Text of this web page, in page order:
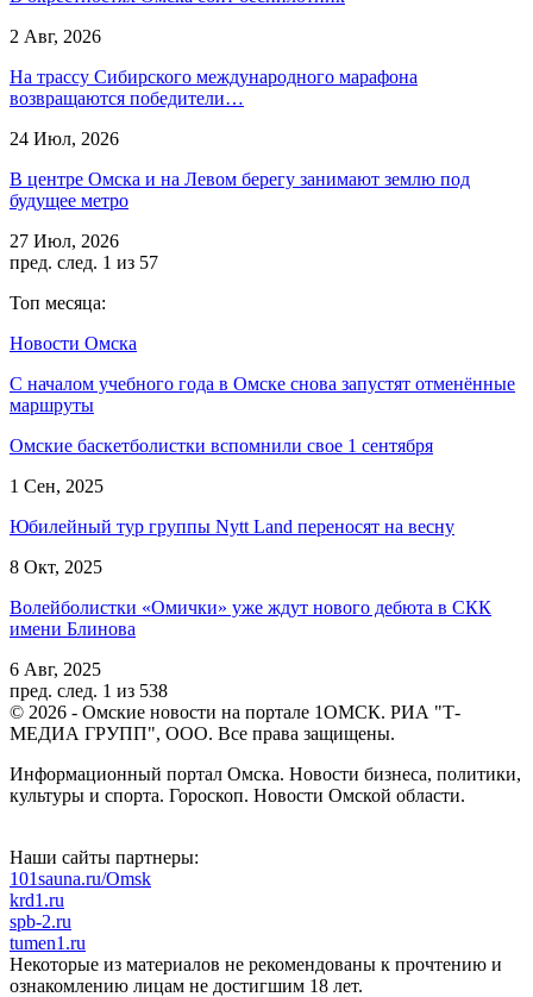
2 Авг, 2026
На трассу Сибирского международного марафона
возвращаются победители…
24 Июл, 2026
В центре Омска и на Левом берегу занимают землю под
будущее метро
27 Июл, 2026
пред. след. 1 из 57
Топ месяца:
Новости Омска
С началом учебного года в Омске снова запустят отменённые
маршруты
Омские баскетболистки вспомнили свое 1 сентября
1 Сен, 2025
Юбилейный тур группы Nytt Land переносят на весну
8 Окт, 2025
Волейболистки «Омички» уже ждут нового дебюта в СКК
имени Блинова
6 Авг, 2025
пред. след. 1 из 538
© 2026 - Омские новости на портале 1ОМСК. РИА "Т-
МЕДИА ГРУПП", ООО. Все права защищены.
Информационный портал Омска. Новости бизнеса, политики,
культуры и спорта. Гороскоп. Новости Омской области.
Наши сайты партнеры:
101sauna.ru/Omsk
krd1.ru
spb-2.ru
tumen1.ru
Некоторые из материалов не рекомендованы к прочтению и
ознакомлению лицам не достигшим 18 лет.